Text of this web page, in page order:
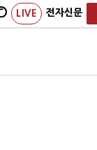
LIVE 전자신문